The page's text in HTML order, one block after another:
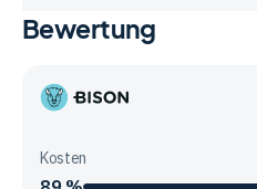
Vergleichstabelle
Unternehmensstruktur
der
Bewertung
Kosten